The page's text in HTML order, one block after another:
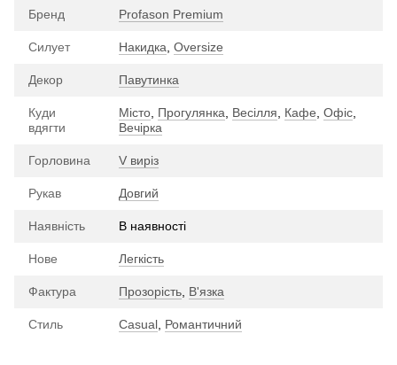
Бренд Profason Premium
Силует Накидка Oversize
Декор Павутинка
Куди
вдягти
Місто Прогулянка Весілля Кафе Офіс
Вечірка
Горловина V виріз
Рукав Довгий
Наявність В наявності
Нове Легкість
Фактура Прозорість В'язка
Стиль Casual Романтичний